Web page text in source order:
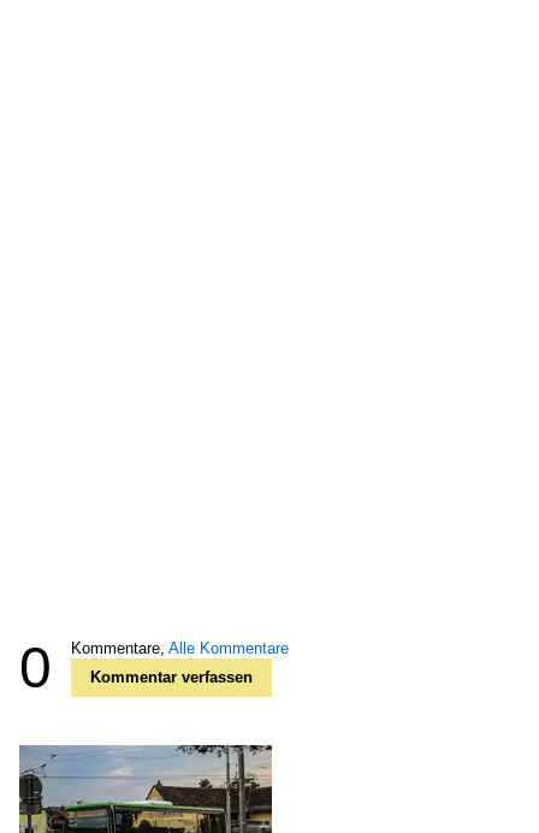
0 Kommentare, Alle Kommentare
Kommentar verfassen